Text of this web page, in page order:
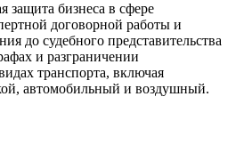
защита бизнеса в сфере
договорной работы и
до судебного представительства
и разграничении
транспорта, включая
автомобильный и воздушный.